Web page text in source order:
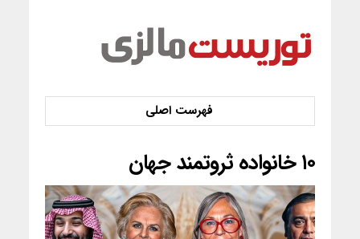
۱۰ خانواده ثروتمند جهان